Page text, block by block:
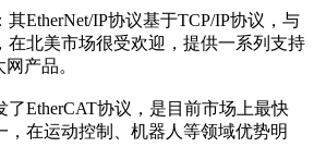
IP协议基于TCP/IP协议，与
在北美市场很受欢迎，提供一系列支持
产品。
EtherCAT协议，是目前市场上最快
，在运动控制、机器人等领域优势明